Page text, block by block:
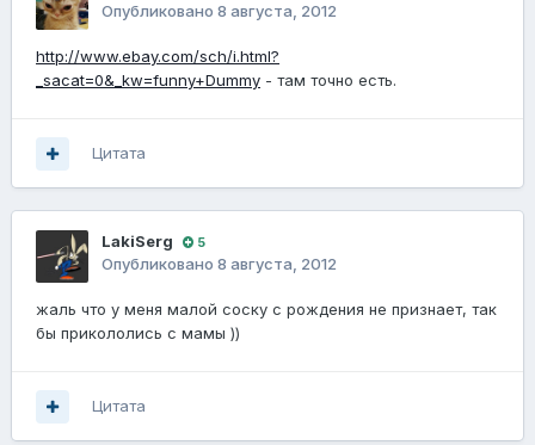
Опубликовано 8 августа, 2012
http://www.ebay.com/sch/i.html?
_sacat=0&_kw=funny+Dummy - там точно есть.
Цитата
LakiSerg 5
Опубликовано 8 августа, 2012
жаль что у меня малой соску с рождения не признает, так
бы прикололись с мамы ))
Цитата